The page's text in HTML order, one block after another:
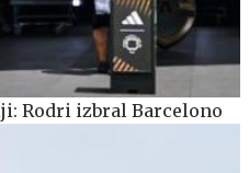
Rodri izbral Barcelono